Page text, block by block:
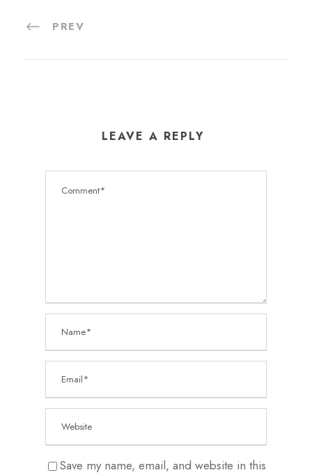
PREV
LEAVE A REPLY
Save my name, email, and website in this